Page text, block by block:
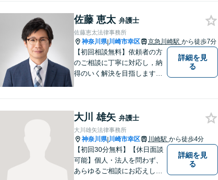
ております。
佐藤 恵太 弁護士
佐藤恵太法律事務所
神奈川県|川崎市幸区 京急川崎駅 から徒歩7分
【初回相談無料】依頼者の方
のご相談に丁寧に対応し，納
得のいく解決を目指します。
詳細を見
る
大川 雄矢 弁護士
大川雄矢法律事務所
神奈川県|川崎市幸区 川崎駅 から徒歩4分
【初回30分無料】【休日面談
可能】個人・法人を問わず、
あらゆるご相談にお応えしま
詳細を見
る